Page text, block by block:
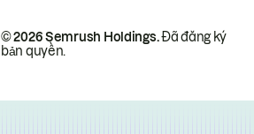
© 2026 Semrush Holdings.Đã đăng ký
bản quyền.